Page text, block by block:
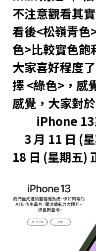
不注意觀看其
看後<松嶺青色
色>比較實色飽
大家喜好程度
擇 <綠色>，感
感覺，大家對
iPhone 13
3 月 11 日 (
18 日 (星期五)